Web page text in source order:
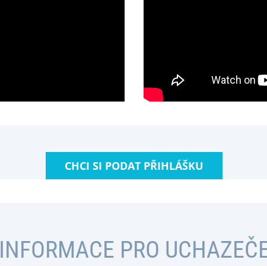
CHCI SI PODAT PŘIHLÁŠKU
INFORMACE PRO